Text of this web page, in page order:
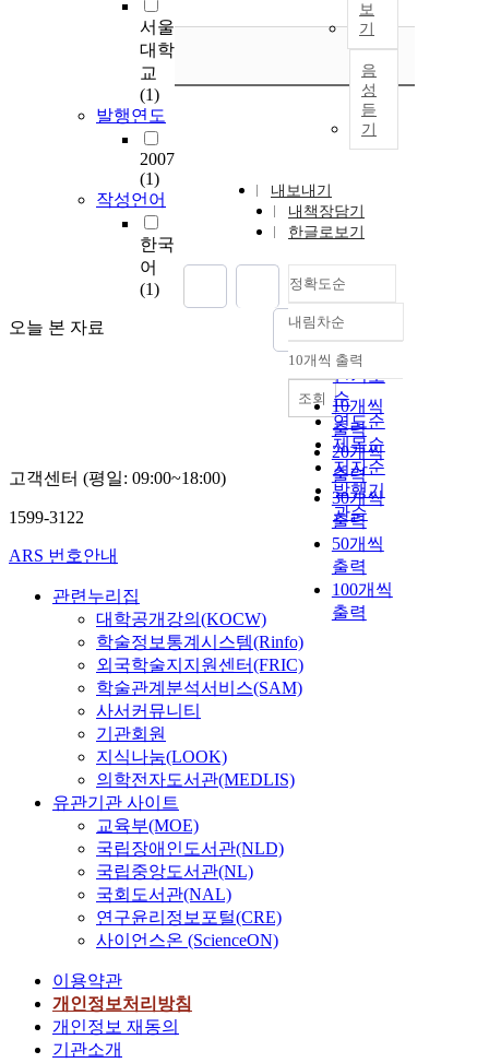
서울
대학
교
(1)
발행연도
2007
(1)
작성언어
한국
어
(1)
오늘 본 자료
보
기
음
성
듣
기
내보내기
내책장담기
한글로보기
정확도순
정확도
순
인기도
순
연도순
제목순
저자순
발행기
관순
내림차순
내림차순
10개씩 출력
10개씩
출력
20개씩
출력
30개씩
출력
50개씩
출력
100개씩
출력
조회
고객센터 (평일: 09:00~18:00)
1599-3122
ARS 번호안내
관련누리집
대학공개강의(KOCW)
학술정보통계시스템(Rinfo)
외국학술지지원센터(FRIC)
학술관계분석서비스(SAM)
사서커뮤니티
기관회원
지식나눔(LOOK)
의학전자도서관(MEDLIS)
유관기관 사이트
교육부(MOE)
국립장애인도서관(NLD)
국립중앙도서관(NL)
국회도서관(NAL)
연구윤리정보포털(CRE)
사이언스온 (ScienceON)
이용약관
개인정보처리방침
개인정보 재동의
기관소개